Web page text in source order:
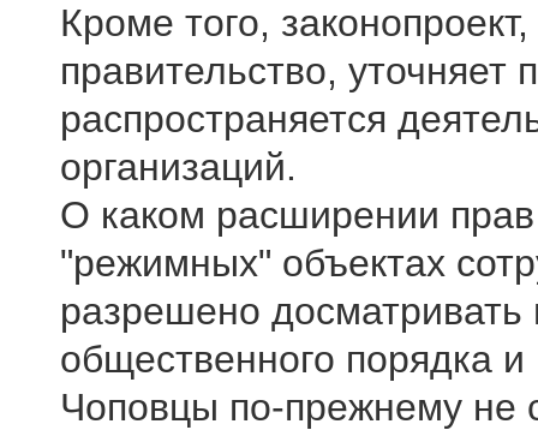
Кроме того,
правительство, уточняет
распространяется
организаций.
О каком расширении
"режимных" объектах
разрешено
общественного порядка и
Чоповцы по-прежнему не